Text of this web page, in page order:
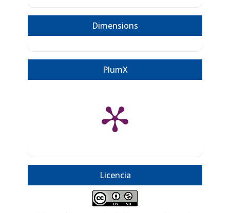
Dimensions
PlumX
Licencia